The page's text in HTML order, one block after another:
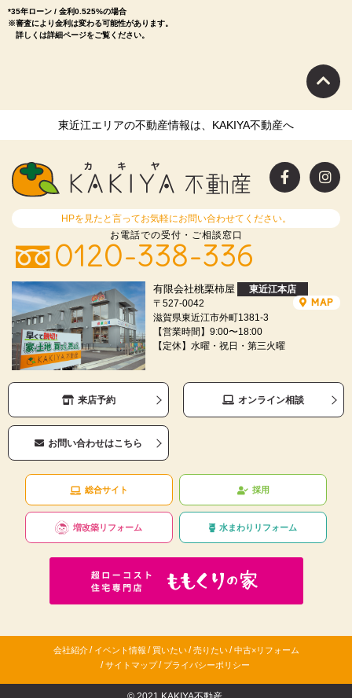
*35年ローン / 金利0.525%の場合
※審査により金利は変わる可能性があります。
詳しくは詳細ページをご覧ください。
東近江エリアの不動産情報は、KAKIYA不動産へ
HPを見たと言ってお気軽にお問い合わせてください。
お電話での受付・ご相談窓口
0120-338-336
有限会社桃栗柿屋
東近江本店
〒527-0042
滋賀県東近江市外町1381-3
【営業時間】9:00〜18:00
【定休】水曜・祝日・第三火曜
MAP
来店予約 オンライン相談
お問い合わせはこちら
総合サイト 採用
増改築リフォーム 水まわりリフォーム
会社紹介 / イベント情報 / 買いたい / 売りたい / 中古×リフォーム
/ サイトマップ / プライバシーポリシー